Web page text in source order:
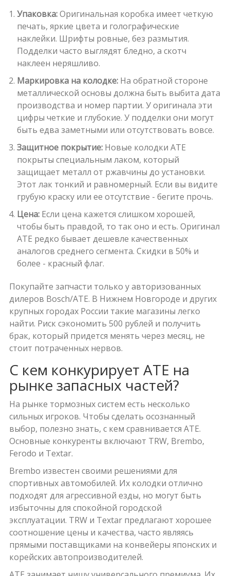
Упаковка:Оригинальная коробка имеет четкую
печать, яркие цвета и голографические
наклейки. Шрифты ровные, без размытия.
Подделки часто выглядят бледно, а скотч
наклеен неряшливо.
Маркировка на колодке:На обратной стороне
металлической основы должна быть выбита дата
производства и номер партии. У оригинала эти
цифры четкие и глубокие. У подделки они могут
быть едва заметными или отсутствовать вовсе.
Защитное покрытие:Новые колодки ATE
покрыты специальным лаком, который
защищает металл от ржавчины до установки.
Этот лак тонкий и равномерный. Если вы видите
грубую краску или ее отсутствие - бегите прочь.
Цена:Если цена кажется слишком хорошей,
чтобы быть правдой, то так оно и есть. Оригинал
ATE редко бывает дешевле качественных
аналогов среднего сегмента. Скидки в 50% и
более - красный флаг.
Покупайте запчасти только у авторизованных
дилеров Bosch/ATE. В Нижнем Новгороде и других
крупных городах России такие магазины легко
найти. Риск сэкономить 500 рублей и получить
брак, который придется менять через месяц, не
стоит потраченных нервов.
С кем конкурирует ATE на
рынке запасных частей?
На рынке тормозных систем есть несколько
сильных игроков. Чтобы сделать осознанный
выбор, полезно знать, с кем сравнивается ATE.
Основные конкуренты включают TRW, Brembo,
Ferodo и Textar.
Brembo известен своими решениями для
спортивных автомобилей. Их колодки отлично
подходят для агрессивной езды, но могут быть
избыточны для спокойной городской
эксплуатации. TRWи Textarпредлагают хорошее
соотношение цены и качества, часто являясь
прямыми поставщиками на конвейеры японских и
корейских автопроизводителей.